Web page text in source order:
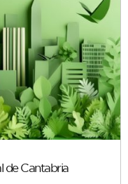
de Cantabria